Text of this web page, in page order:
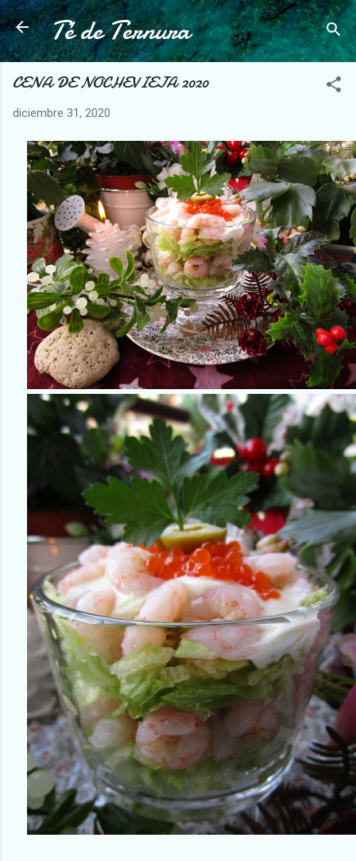
Ir al contenido principal
Té de Ternura
CENA DE NOCHEVIEJA 2020
diciembre 31, 2020